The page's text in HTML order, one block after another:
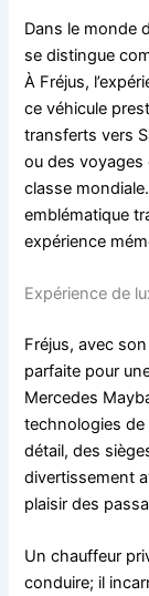
Dans le monde
se distingue
À Fréjus,
ce véhicule
transferts vers
ou des voyages
classe
emblématique
expérience
Expérience de
Fréjus, avec
parfaite pour
Mercedes
technologies
détail, des
divertissement
plaisir des
Un chauffeur
conduire; il